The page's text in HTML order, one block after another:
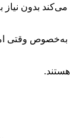
بدون نیاز
وقتی